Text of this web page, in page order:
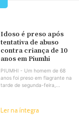
Idoso é preso após
tentativa de abuso
contra criança de 10
anos em Piumhi
PIUMHI - Um homem de 68
anos foi preso em flagrante na
tarde de segunda-feira,...
Ler na íntegra